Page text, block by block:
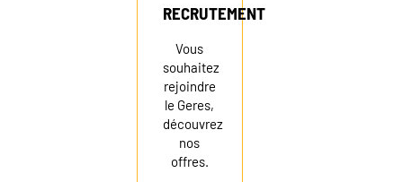
FAIRE UN DON
RECRUTEMENT
Vous
souhaitez
rejoindre
le Geres,
découvrez
nos
offres.